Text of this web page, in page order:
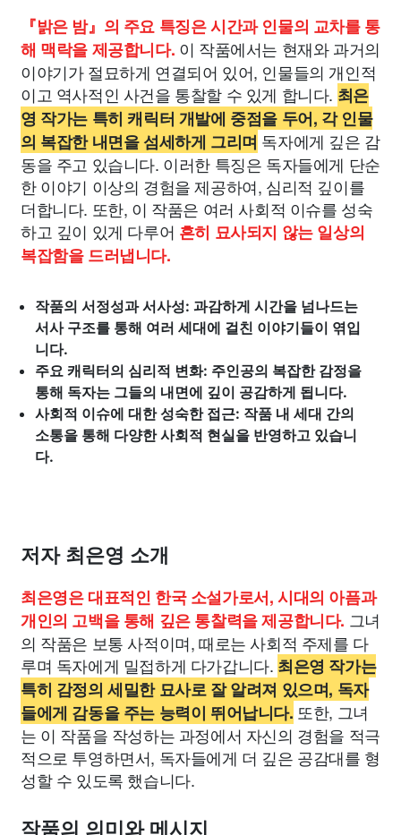
『밝은 밤』의 주요 특징은 시간과 인물의 교차를 통
해 맥락을 제공합니다. 이 작품에서는 현재와 과거의
이야기가 절묘하게 연결되어 있어, 인물들의 개인적
이고 역사적인 사건을 통찰할 수 있게 합니다. 최은
영 작가는 특히 캐릭터 개발에 중점을 두어, 각 인물
의 복잡한 내면을 섬세하게 그리며 독자에게 깊은 감
동을 주고 있습니다. 이러한 특징은 독자들에게 단순
한 이야기 이상의 경험을 제공하여, 심리적 깊이를
더합니다. 또한, 이 작품은 여러 사회적 이슈를 성숙
하고 깊이 있게 다루어 흔히 묘사되지 않는 일상의
복잡함을 드러냅니다.
작품의 서정성과 서사성: 과감하게 시간을 넘나드는
서사 구조를 통해 여러 세대에 걸친 이야기들이 엮입
니다.
주요 캐릭터의 심리적 변화: 주인공의 복잡한 감정을
통해 독자는 그들의 내면에 깊이 공감하게 됩니다.
사회적 이슈에 대한 성숙한 접근: 작품 내 세대 간의
소통을 통해 다양한 사회적 현실을 반영하고 있습니
다.
저자 최은영 소개
최은영은 대표적인 한국 소설가로서, 시대의 아픔과
개인의 고백을 통해 깊은 통찰력을 제공합니다. 그녀
의 작품은 보통 사적이며, 때로는 사회적 주제를 다
루며 독자에게 밀접하게 다가갑니다. 최은영 작가는
특히 감정의 세밀한 묘사로 잘 알려져 있으며, 독자
들에게 감동을 주는 능력이 뛰어납니다. 또한, 그녀
는 이 작품을 작성하는 과정에서 자신의 경험을 적극
적으로 투영하면서, 독자들에게 더 깊은 공감대를 형
성할 수 있도록 했습니다.
작품의 의미와 메시지